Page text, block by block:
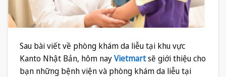
Sau bài viết về phòng khám da liễu tại khu vực
Kanto Nhật Bản, hôm nayVietmartsẽ giới thiệu cho
bạn những bệnh viện và phòng khám da liễu tại